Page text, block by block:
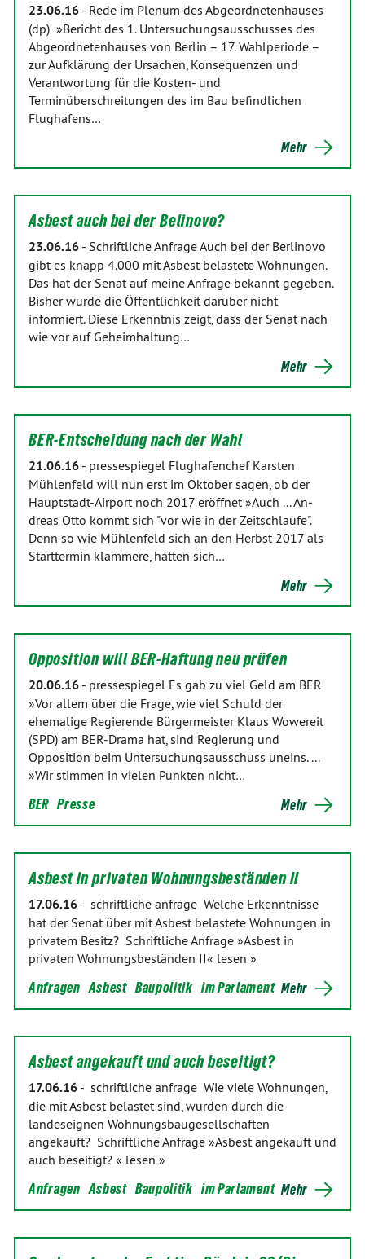
23.06.16 - Rede im Plenum des Abgeordnetenhauses
(dp) »Bericht des 1. Untersuchungsausschusses des
Abgeordnetenhauses von Berlin – 17. Wahlperiode –
zur Aufklärung der Ursachen, Konsequenzen und
Verantwortung für die Kosten- und
Terminüberschreitungen des im Bau befindlichen
Flughafens…
Mehr
Asbest auch bei der Belinovo?
23.06.16 - Schriftliche Anfrage Auch bei der Berlinovo
gibt es knapp 4.000 mit Asbest belastete Wohnungen.
Das hat der Senat auf meine Anfrage bekannt gegeben.
Bisher wurde die Öffentlichkeit darüber nicht
informiert. Diese Erkenntnis zeigt, dass der Senat nach
wie vor auf Geheimhaltung…
Mehr
BER-Entscheidung nach der Wahl
21.06.16 - pressespiegel Flughafenchef Karsten
Mühlenfeld will nun erst im Oktober sagen, ob der
Hauptstadt-Airport noch 2017 eröffnet »Auch ... An­
dreas Otto kommt sich "vor wie in der Zeitschlaufe".
Denn so wie Mühlenfeld sich an den Herbst 2017 als
Starttermin klammere, hätten sich…
Mehr
Opposition will BER-Haftung neu prüfen
20.06.16 - pressespiegel Es gab zu viel Geld am BER
»Vor allem über die Frage, wie viel Schuld der
ehemalige Regierende Bürgermeister Klaus Wowereit
(SPD) am BER-Drama hat, sind Regierung und
Opposition beim Untersuchungsausschuss uneins. ...
»Wir stimmen in vielen Punkten nicht…
BER Presse Mehr
Asbest in privaten Wohnungsbeständen II
17.06.16 - schriftliche anfrage Welche Erkenntnisse
hat der Senat über mit Asbest belastete Wohnungen in
privatem Besitz? Schriftliche Anfrage »Asbest in
privaten Wohnungsbeständen II« lesen »
Anfragen Asbest Baupolitik im Parlament Mehr
Asbest angekauft und auch beseitigt?
17.06.16 - schriftliche anfrage Wie viele Wohnungen,
die mit Asbest belastet sind, wurden durch die
landeseignen Wohnungsbaugesellschaften
angekauft? Schriftliche Anfrage »Asbest angekauft und
auch beseitigt? « lesen »
Anfragen Asbest Baupolitik im Parlament Mehr